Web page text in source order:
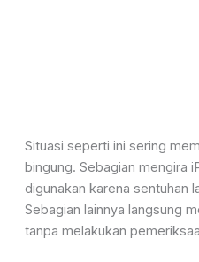
Situasi seperti ini sering
bingung. Sebagian mengira
digunakan karena sentuhan
Sebagian lainnya langsung
tanpa melakukan